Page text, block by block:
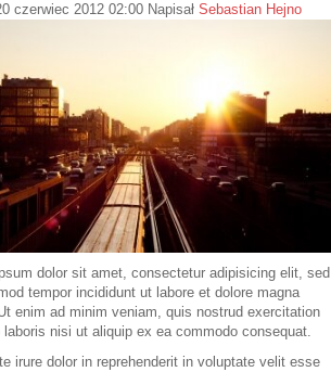
czerwiec 2012 02:00 Napisał Sebastian Hejno
dolor sit amet, consectetur adipisicing elit, sed
tempor incididunt ut labore et dolore magna
enim ad minim veniam, quis nostrud exercitation
laboris nisi ut aliquip ex ea commodo consequat.
irure dolor in reprehenderit in voluptate velit esse